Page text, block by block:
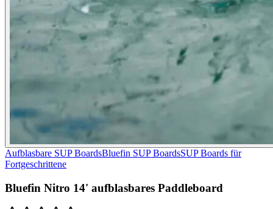
Aufblasbare SUP BoardsBluefin SUP BoardsSUP Boards für
Fortgeschrittene
Bluefin Nitro 14' aufblasbares Paddleboard